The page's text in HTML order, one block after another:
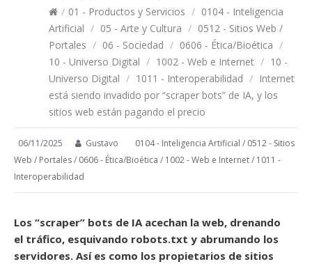
/ 01 - Productos y Servicios / 0104 - Inteligencia
Artificial / 05 - Arte y Cultura / 0512 - Sitios Web /
Portales / 06 - Sociedad / 0606 - Ética/Bioética /
10 - Universo Digital / 1002 - Web e Internet / 10 -
Universo Digital / 1011 - Interoperabilidad / Internet
está siendo invadido por “scraper bots” de IA, y los
sitios web están pagando el precio
06/11/2025 Gustavo 0104 - Inteligencia Artificial / 0512 - Sitios
Web / Portales/ 0606 - Ética/Bioética / 1002 - Web e Internet/ 1011 -
Interoperabilidad
Los “scraper” bots de IA acechan la web, drenando
el tráfico, esquivando robots.txt y abrumando los
servidores. Así es como los propietarios de sitios